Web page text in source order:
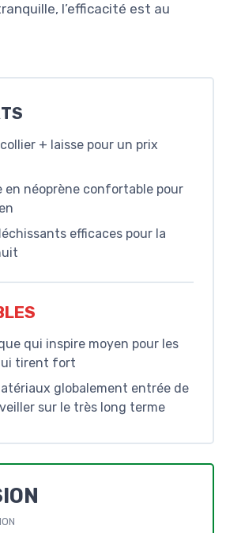
l’efficacité est au
+ laisse pour un prix
en néoprène confortable pour
efficaces pour la
qui inspire moyen pour les
tirent fort
globalement entrée de
sur le très long terme